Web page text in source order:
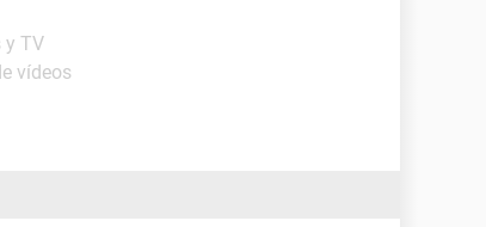
y TV
vídeos